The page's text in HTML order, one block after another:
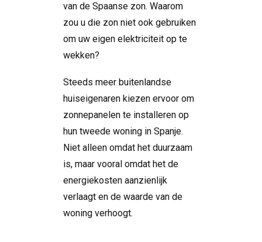
van de Spaanse zon. Waarom
zou u die zon niet ook gebruiken
om uw eigen elektriciteit op te
wekken?
Steeds meer buitenlandse
huiseigenaren kiezen ervoor om
zonnepanelen te installeren op
hun tweede woning in Spanje.
Niet alleen omdat het duurzaam
is, maar vooral omdat het de
energiekosten aanzienlijk
verlaagt en de waarde van de
woning verhoogt.